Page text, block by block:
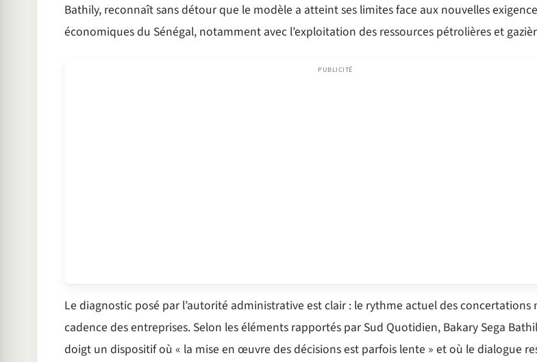
Bathily, reconnaît sans détour que le modèle a atteint ses limites face aux nouvelles
économiques du Sénégal, notamment avec l’exploitation des ressources pétrolières et
Le diagnostic posé par l’autorité administrative est clair : le rythme actuel des concertations
cadence des entreprises. Selon les éléments rapportés par Sud Quotidien, Bakary Sega
doigt un dispositif où « la mise en œuvre des décisions est parfois lente » et où le dialogue